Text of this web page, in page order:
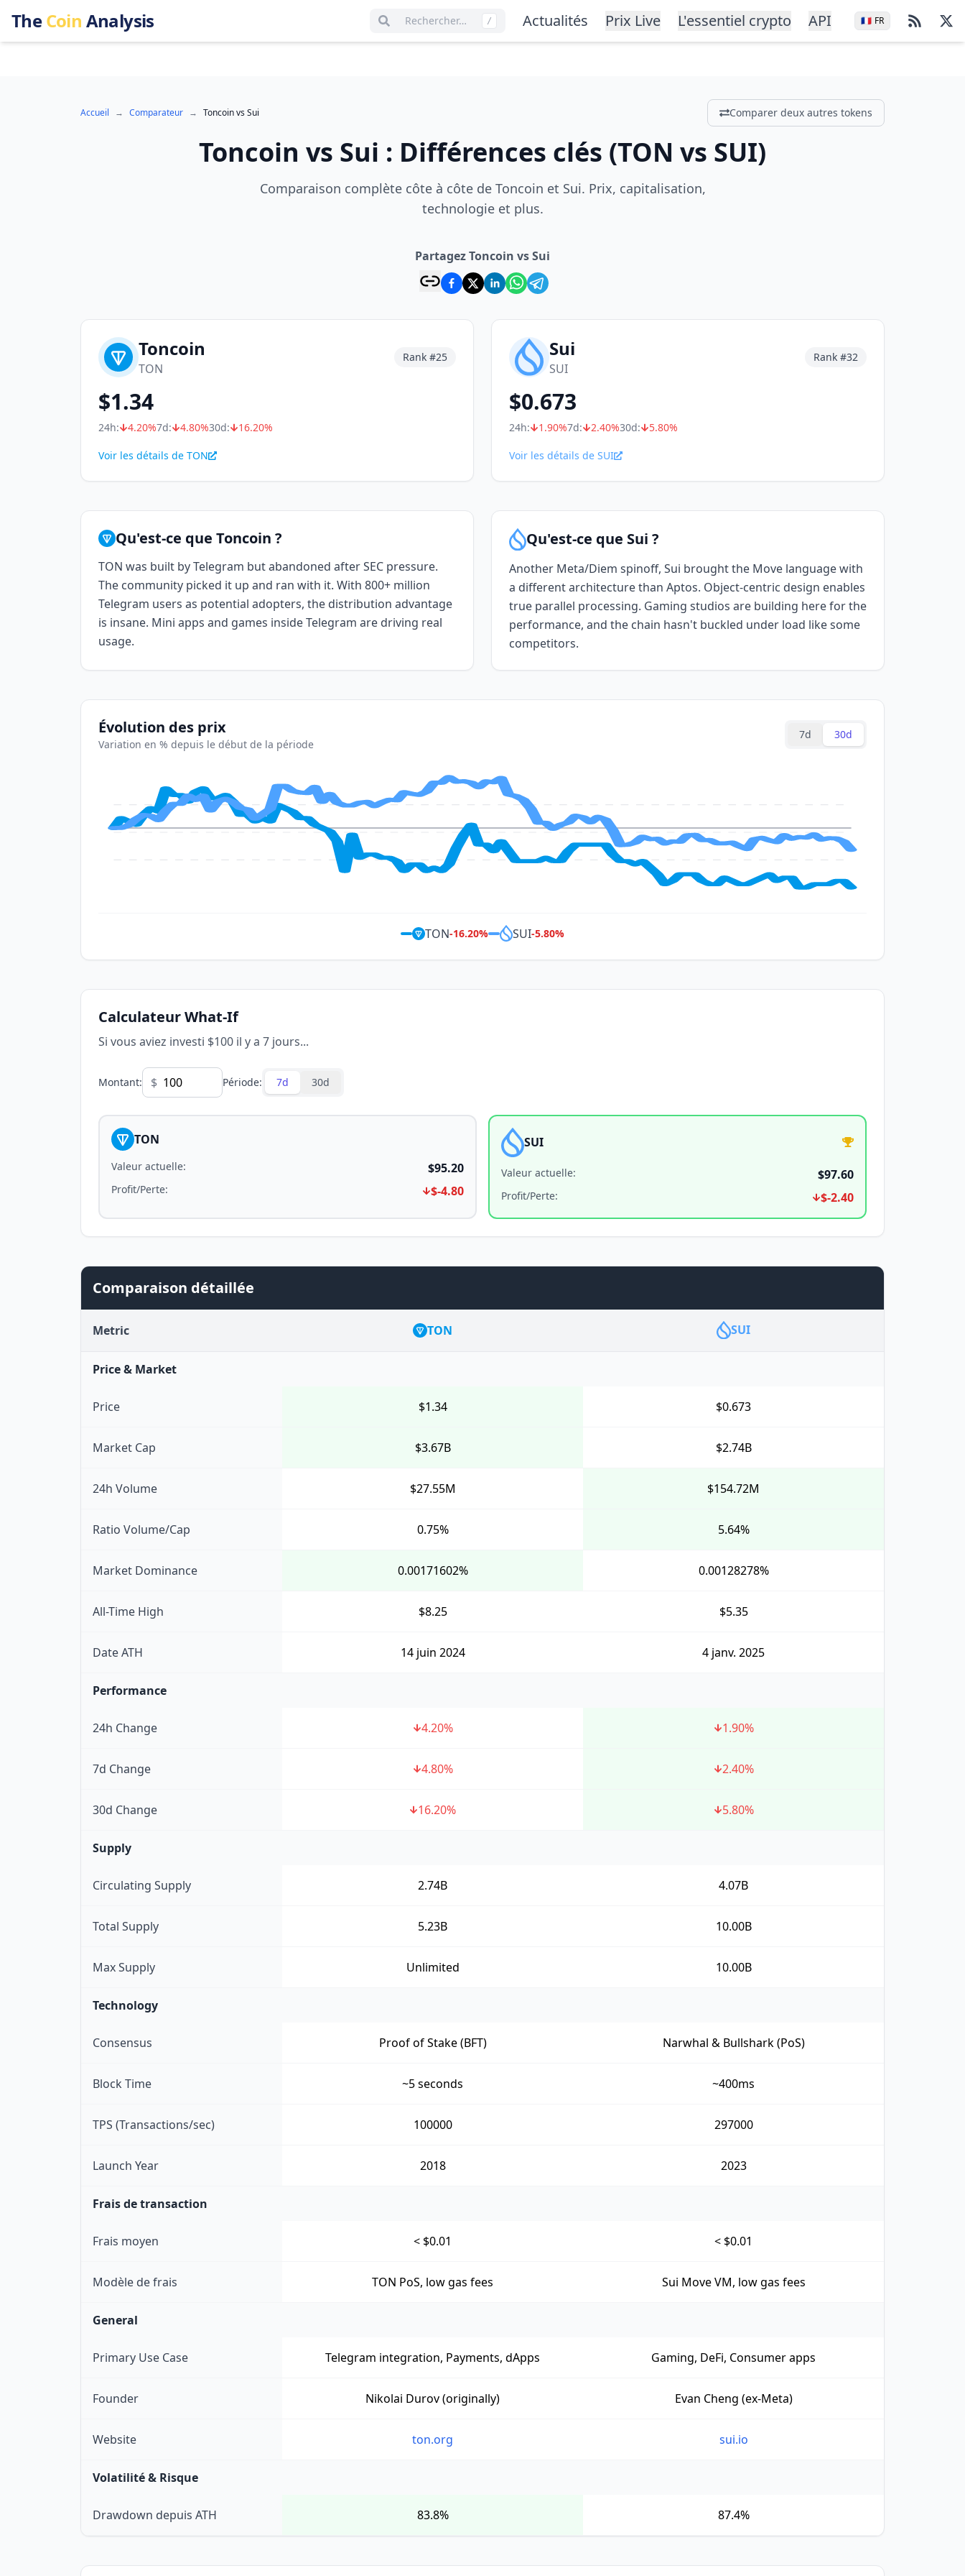
TheCoin Analysis Rechercher… / Actualités Prix Live L'essentiel crypto API 🇫🇷 FR
Accueil → Comparateur → ToncoinvsSui Comparer deux autres tokens
Toncoin vs Sui : Différences clés (TON vs SUI)
Comparaison complète côte à côte de Toncoin et Sui. Prix, capitalisation,
technologie et plus.
Partagez Toncoin vs Sui
Toncoin
TON
Rank #25
$1.34
24h: 4.20%7d: 4.80%30d: 16.20%
Voir les détails de TON
Sui
SUI
Rank #32
$0.673
24h: 1.90%7d: 2.40%30d: 5.80%
Voir les détails de SUI
Qu'est-ce que Toncoin ?
TON was built by Telegram but abandoned after SEC pressure.
The community picked it up and ran with it. With 800+ million
Telegram users as potential adopters, the distribution advantage
is insane. Mini apps and games inside Telegram are driving real
usage.
Qu'est-ce que Sui ?
Another Meta/Diem spinoff, Sui brought the Move language with
a different architecture than Aptos. Object-centric design enables
true parallel processing. Gaming studios are building here for the
performance, and the chain hasn't buckled under load like some
competitors.
Évolution des prix
Variation en % depuis le début de la période
7d 30d
TON-16.20% SUI-5.80%
Calculateur What-If
Si vous aviez investi $100 il y a 7 jours...
Montant: $ Période: 7d 30d
TON
Valeur actuelle: $95.20
Profit/Perte: $-4.80
SUI
Valeur actuelle: $97.60
Profit/Perte: $-2.40
Comparaison détaillée
Metric TON SUI
Price & Market
Price $1.34 $0.673
Market Cap $3.67B $2.74B
24h Volume $27.55M $154.72M
Ratio Volume/Cap 0.75% 5.64%
Market Dominance 0.00171602% 0.00128278%
All-Time High $8.25 $5.35
Date ATH 14 juin 2024 4 janv. 2025
Performance
24h Change 4.20% 1.90%
7d Change 4.80% 2.40%
30d Change 16.20% 5.80%
Supply
Circulating Supply 2.74B 4.07B
Total Supply 5.23B 10.00B
Max Supply Unlimited 10.00B
Technology
Consensus Proof of Stake (BFT) Narwhal & Bullshark (PoS)
Block Time ~5 seconds ~400ms
TPS (Transactions/sec) 100000 297000
Launch Year 2018 2023
Frais de transaction
Frais moyen < $0.01 < $0.01
Modèle de frais TON PoS, low gas fees Sui Move VM, low gas fees
General
Primary Use Case Telegram integration, Payments, dApps Gaming, DeFi, Consumer apps
Founder Nikolai Durov (originally) Evan Cheng (ex-Meta)
Website ton.org sui.io
Volatilité & Risque
Drawdown depuis ATH 83.8% 87.4%